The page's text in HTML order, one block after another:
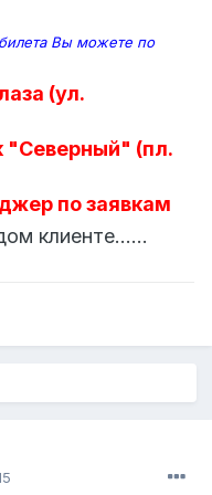
Вы можете по
(ул.
"Северный" (пл.
по заявкам
клиенте......